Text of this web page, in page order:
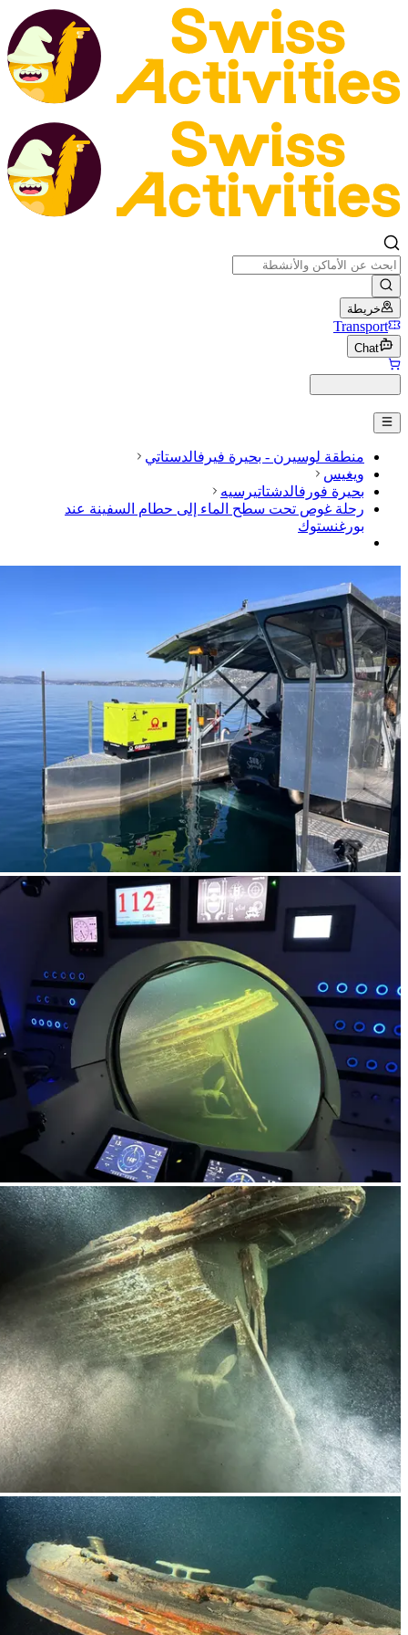
خريطة
Transport
Chat
منطقة لوسيرن - بحيرة فيرفالدستاتي
ويغيس
بحيرة فورفالدشتاتيرسيه
رحلة غوص تحت سطح الماء إلى حطام السفينة عند
بورغنستوك